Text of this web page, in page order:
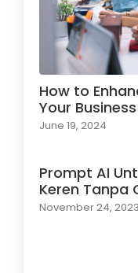
How to
Your Business
June 19, 2024
Prompt AI
Keren Tanpa
November 24, 2023